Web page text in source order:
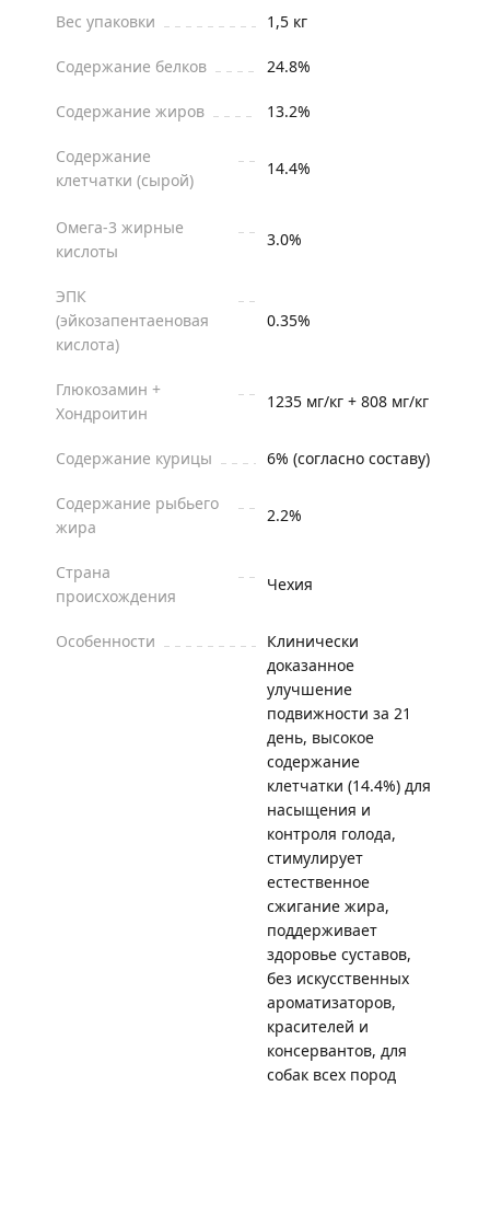
Вес упаковки 1,5 кг
Содержание белков 24.8%
Содержание жиров 13.2%
Содержание
клетчатки (сырой)
14.4%
Омега-3 жирные
кислоты
3.0%
ЭПК
(эйкозапентаеновая
кислота)
0.35%
Глюкозамин +
Хондроитин
1235 мг/кг + 808 мг/кг
Содержание курицы 6% (согласно составу)
Содержание рыбьего
жира
2.2%
Страна
происхождения
Чехия
Особенности
Клинически
доказанное
улучшение
подвижности за 21
день, высокое
содержание
клетчатки (14.4%) для
насыщения и
контроля голода,
стимулирует
естественное
сжигание жира,
поддерживает
здоровье суставов,
без искусственных
ароматизаторов,
красителей и
консервантов, для
собак всех пород